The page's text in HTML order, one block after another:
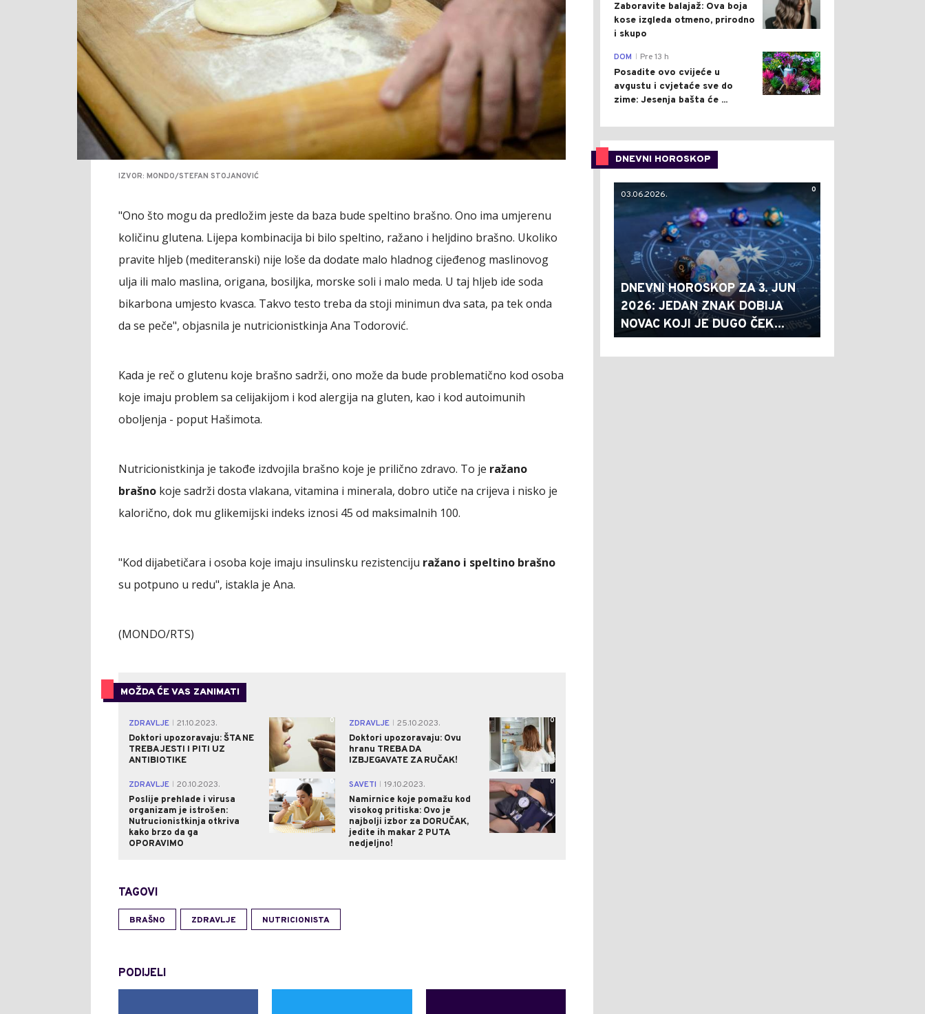
IZVOR: MONDO/STEFAN STOJANOVIĆ
"Ono što mogu da predložim jeste da baza bude speltino brašno. Ono ima umjerenu
količinu glutena. Lijepa kombinacija bi bilo speltino, ražano i heljdino brašno. Ukoliko
pravite hljeb (mediteranski) nije loše da dodate malo hladnog cijeđenog maslinovog
ulja ili malo maslina, origana, bosiljka, morske soli i malo meda. U taj hljeb ide soda
bikarbona umjesto kvasca. Takvo testo treba da stoji minimun dva sata, pa tek onda
da se peče", objasnila je nutricionistkinja Ana Todorović.
Kada je reč o glutenu koje brašno sadrži, ono može da bude problematično kod osoba
koje imaju problem sa celijakijom i kod alergija na gluten, kao i kod autoimunih
oboljenja - poput Hašimota.
Nutricionistkinja je takođe izdvojila brašno koje je prilično zdravo. To je ražano
brašno koje sadrži dosta vlakana, vitamina i minerala, dobro utiče na crijeva i nisko je
kalorično, dok mu glikemijski indeks iznosi 45 od maksimalnih 100.
"Kod dijabetičara i osoba koje imaju insulinsku rezistenciju ražano i speltino brašno
su potpuno u redu", istakla je Ana.
(MONDO/RTS)
MOŽDA ĆE VAS ZANIMATI
ZDRAVLJE
21.10.2023.
Doktori upozoravaju: ŠTA NE
TREBA JESTI I PITI UZ
ANTIBIOTIKE
0 ZDRAVLJE
25.10.2023.
Doktori upozoravaju: Ovu
hranu TREBA DA
IZBJEGAVATE ZA RUČAK!
0
ZDRAVLJE
20.10.2023.
Poslije prehlade i virusa
organizam je istrošen:
Nutrucionistkinja otkriva
kako brzo da ga
OPORAVIMO
0 SAVETI
19.10.2023.
Namirnice koje pomažu kod
visokog pritiska: Ovo je
najbolji izbor za DORUČAK,
jedite ih makar 2 PUTA
nedjeljno!
0
TAGOVI
BRAŠNO ZDRAVLJE NUTRICIONISTA
PODIJELI
Zaboravite balajaž: Ova boja
kose izgleda otmeno, prirodno
i skupo
0
DOM Pre 13 h
Posadite ovo cvijeće u
avgustu i cvjetaće sve do
zime: Jesenja bašta će ...
DNEVNI HOROSKOP
0
03.06.2026.
DNEVNI HOROSKOP ZA 3. JUN
2026: JEDAN ZNAK DOBIJA
NOVAC KOJI JE DUGO ČEK...